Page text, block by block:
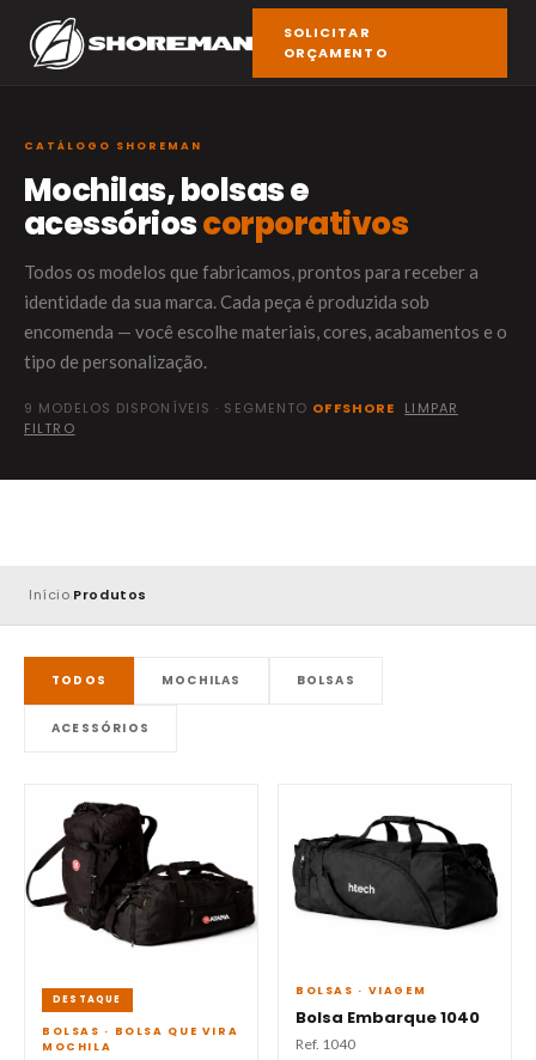
SOLICITAR
ORÇAMENTO
CATÁLOGO SHOREMAN
Mochilas, bolsas e
acessórioscorporativos
Todos os modelos que fabricamos, prontos para receber a
identidade da sua marca. Cada peça é produzida sob
encomenda — você escolhe materiais, cores, acabamentos e o
tipo de personalização.
9 MODELOS DISPONÍVEIS · SEGMENTO OFFSHORE
LIMPAR
FILTRO
Início Produtos
TODOS MOCHILAS BOLSAS
ACESSÓRIOS
DESTAQUE
BOLSAS · BOLSA QUE VIRA
MOCHILA
BOLSAS · VIAGEM
Bolsa Embarque 1040
Ref. 1040